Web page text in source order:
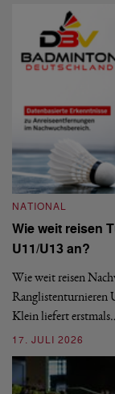
NATIONAL
Wie weit reisen
U11/U13 an?
Wie weit reisen
Ranglistenturnieren
Klein liefert
17. JULI 2026